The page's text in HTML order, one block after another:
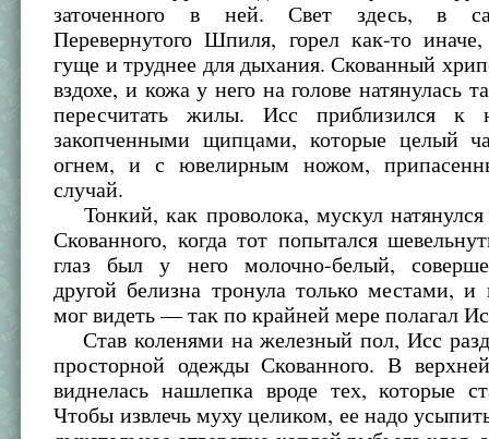
заточенного в ней. Свет здесь, в
Перевернутого Шпиля, горел как-то
гуще и труднее для дыхания. Скованный
вздохе, и кожа у него на голове натянулась
пересчитать жилы. Исс приблизился к
закопченными щипцами, которые целый
огнем, и с ювелирным ножом,
случай.
Тонкий, как проволока, мускул натянулся
Скованного, когда тот попытался
глаз был у него молочно-белый,
другой белизна тронула только местами,
мог видеть — так по крайней мере полагал
Став коленями на железный пол, Исс
просторной одежды Скованного. В
виднелась нашлепка вроде тех, которые
Чтобы извлечь муху целиком, ее надо